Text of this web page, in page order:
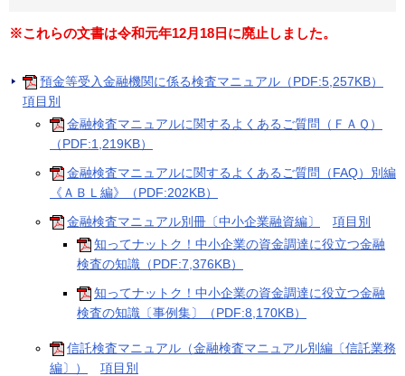
※これらの文書は令和元年12月18日に廃止しました。
預金等受入金融機関に係る検査マニュアル（PDF:5,257KB）
項目別
金融検査マニュアルに関するよくあるご質問（ＦＡＱ）
（PDF:1,219KB）
金融検査マニュアルに関するよくあるご質問（FAQ）別編
《ＡＢＬ編》（PDF:202KB）
金融検査マニュアル別冊〔中小企業融資編〕
項目別
知ってナットク！中小企業の資金調達に役立つ金融
検査の知識（PDF:7,376KB）
知ってナットク！中小企業の資金調達に役立つ金融
検査の知識〔事例集〕（PDF:8,170KB）
信託検査マニュアル（金融検査マニュアル別編〔信託業務
編〕）
項目別